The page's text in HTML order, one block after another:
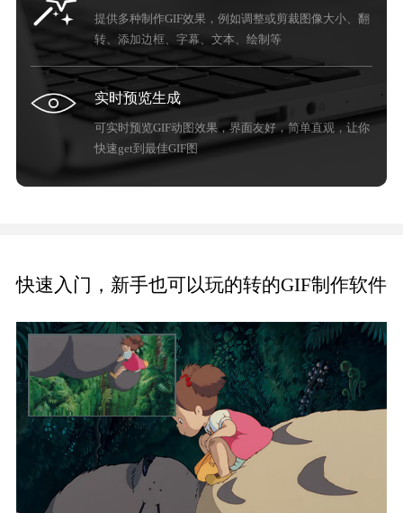
提供多种制作GIF效果，例如调整或剪裁图像大小、翻
转、添加边框、字幕、文本、绘制等
实时预览生成
可实时预览GIF动图效果，界面友好，简单直观，让你
快速get到最佳GIF图
快速入门，新手也可以玩的转的GIF制作软件